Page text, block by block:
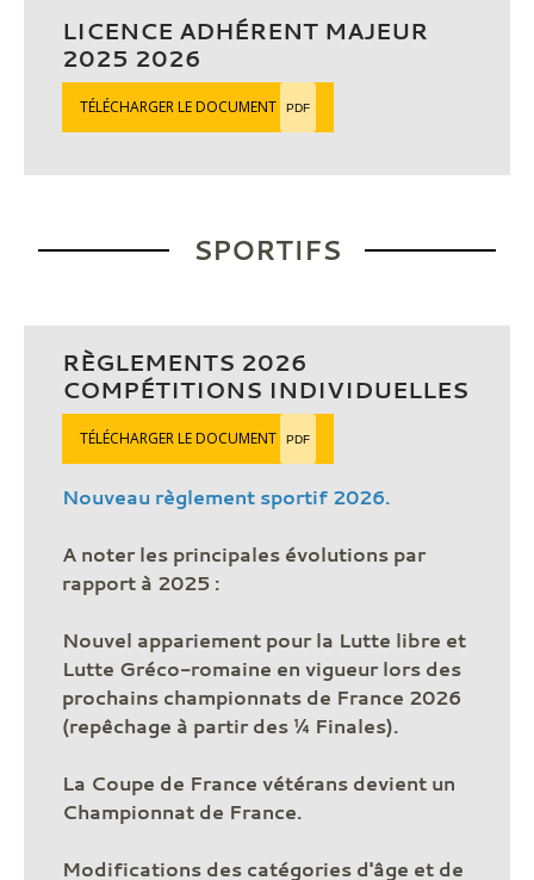
LICENCE ADHÉRENT MAJEUR
2025 2026
TÉLÉCHARGER LE DOCUMENT PDF
SPORTIFS
RÈGLEMENTS 2026
COMPÉTITIONS INDIVIDUELLES
TÉLÉCHARGER LE DOCUMENT PDF
Nouveau règlement sportif 2026.
A noter les principales évolutions par
rapport à 2025 :
Nouvel appariement pour la Lutte libre et
Lutte Gréco-romaine en vigueur lors des
prochains championnats de France 2026
(repêchage à partir des ¼ Finales).
La Coupe de France vétérans devient un
Championnat de France.
Modifications des catégories d'âge et de